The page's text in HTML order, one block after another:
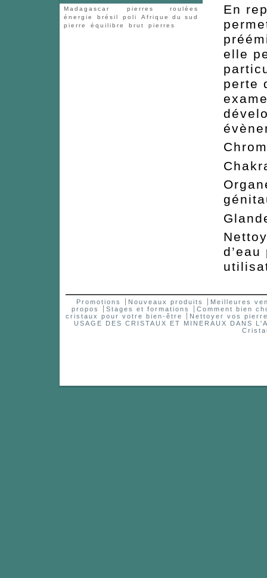
Madagascar
pierres roulées
énergie
brésil poli
Afrique du sud
pierre
équilibre brut pierres
En
elle
perte
Promotions Nouveaux produits
Meilleures
propos
Stages et formations
Comment bien
cristaux pour votre bien-être
Nettoyer vos
USAGE DES CRISTAUX ET MINERAUX DANS